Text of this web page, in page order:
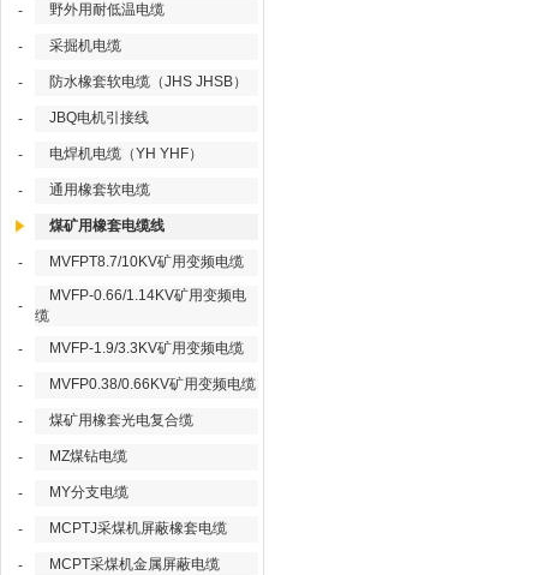
- 野外用耐低温电缆
- 采掘机电缆
- 防水橡套软电缆（JHS JHSB）
- JBQ电机引接线
- 电焊机电缆（YH YHF）
- 通用橡套软电缆
煤矿用橡套电缆线
- MVFPT8.7/10KV矿用变频电缆
-
MVFP-0.66/1.14KV矿用变频电
缆
-
MVFP-1.9/3.3KV矿用变频电缆
- MVFP0.38/0.66KV矿用变频电缆
- 煤矿用橡套光电复合缆
- MZ煤钻电缆
- MY分支电缆
- MCPTJ采煤机屏蔽橡套电缆
- MCPT采煤机金属屏蔽电缆